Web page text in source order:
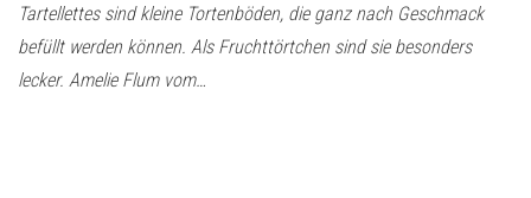
Tartellettes sind kleine Tortenböden, die ganz nach Geschmack
befüllt werden können. Als Fruchttörtchen sind sie besonders
lecker. Amelie Flum vom…